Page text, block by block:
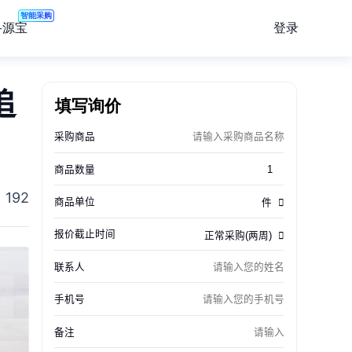
宝
智能采购
登录
192
填写询价